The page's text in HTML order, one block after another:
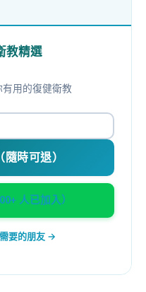
教精選
用的復健衛教
時可退）
人已加入）
要的朋友 →